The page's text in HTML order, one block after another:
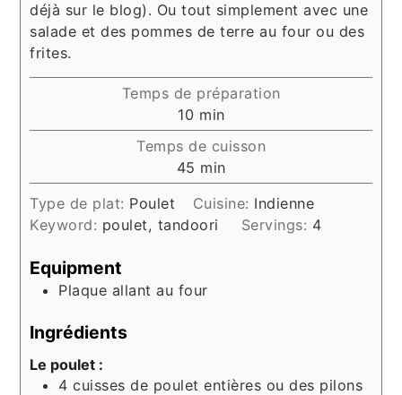
déjà sur le blog). Ou tout simplement avec une
salade et des pommes de terre au four ou des
frites.
Temps de préparation
10 minutes
min
Temps de cuisson
45 minutes
min
Type de plat: Poulet Cuisine: Indienne
Keyword: poulet, tandoori Servings: 4
Equipment
Plaque allant au four
Ingrédients
Le poulet :
4 cuisses de poulet entières ou des pilons